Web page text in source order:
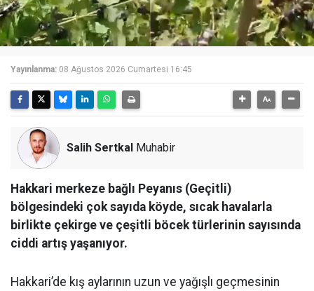
Yayınlanma: 08 Ağustos 2026 Cumartesi 16:45
Salih Sertkal Muhabir
Hakkari merkeze bağlı Peyanıs (Geçitli)
bölgesindeki çok sayıda köyde, sıcak havalarla
birlikte çekirge ve çeşitli böcek türlerinin sayısında
ciddi artış yaşanıyor.
Hakkari’de kış aylarının uzun ve yağışlı geçmesinin